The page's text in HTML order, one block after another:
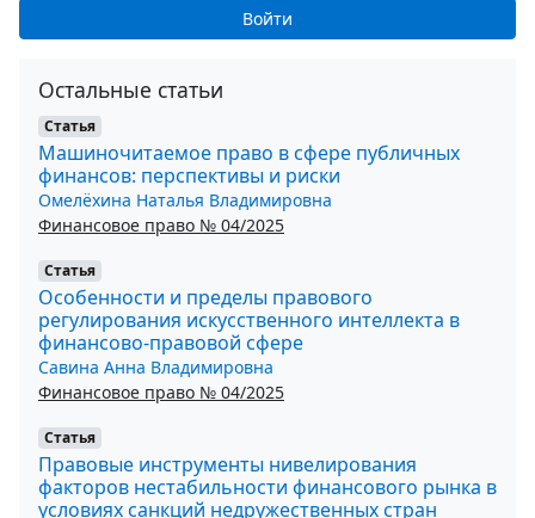
Войти
Остальные статьи
Статья
Машиночитаемое право в сфере публичных
финансов: перспективы и риски
Омелёхина Наталья Владимировна
Финансовое право № 04/2025
Статья
Особенности и пределы правового
регулирования искусственного интеллекта в
финансово-правовой сфере
Савина Анна Владимировна
Финансовое право № 04/2025
Статья
Правовые инструменты нивелирования
факторов нестабильности финансового рынка в
условиях санкций недружественных стран